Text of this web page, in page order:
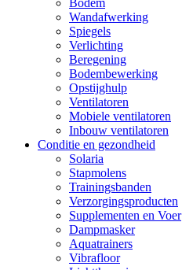
Bodem
Wandafwerking
Spiegels
Verlichting
Beregening
Bodembewerking
Opstijghulp
Ventilatoren
Mobiele ventilatoren
Inbouw ventilatoren
Conditie en gezondheid
Solaria
Stapmolens
Trainingsbanden
Verzorgingsproducten
Supplementen en Voer
Dampmasker
Aquatrainers
Vibrafloor